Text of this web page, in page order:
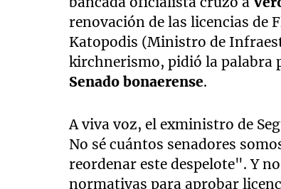
renovación de las licencias
Katopodis (Ministro de
kirchnerismo, pidió la palabra
Senado bonaerense.
A viva voz, el exministro de
No sé cuántos senadores
reordenar este despelote". Y
normativas para aprobar